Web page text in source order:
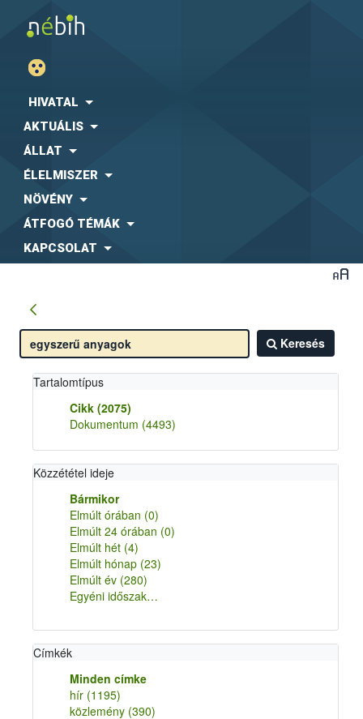
HIVATAL
AKTUÁLIS
ÁLLAT
ÉLELMISZER
NÖVÉNY
ÁTFOGÓ TÉMÁK
KAPCSOLAT
Keresés
Tartalomtípus
Cikk (2075)
Dokumentum (4493)
Közzététel ideje
Bármikor
Elmúlt órában (0)
Elmúlt 24 órában (0)
Elmúlt hét (4)
Elmúlt hónap (23)
Elmúlt év (280)
Egyéni időszak…
Címkék
Minden címke
hír (1195)
közlemény (390)